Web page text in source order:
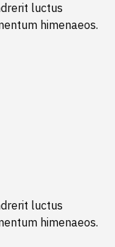
luctus
himenaeos.
luctus
himenaeos.